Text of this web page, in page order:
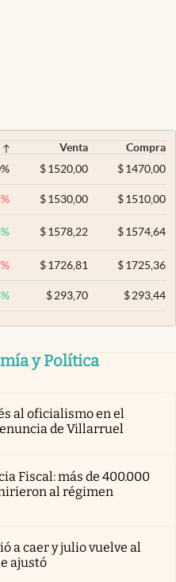
Venta
Compra
% $ 1520,00 $1470,00
% $ 1530,00 $1510,00
% $ 1578,22 $1574,64
% $ 1726,81 $1725,36
% $ 293,70 $293,44
y Política
al oficialismo en el
de Villarruel
Fiscal: más de 400.000
al régimen
a caer y julio vuelve al
ajustó